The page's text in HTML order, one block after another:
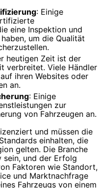
: Einige
eine Inspektion und
um die Qualität
heutigen Zeit ist der
verbreitet. Viele Händler
ihren Websites oder
an.
: Einige
zur
von Fahrzeugen an.
und müssen die
einhalten, die
gelten. Die Branche
sein, und der Erfolg
Faktoren wie Standort,
und Marktnachfrage
Fahrzeugs von einem